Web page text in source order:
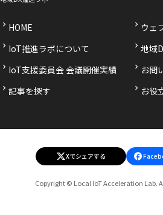
HOME
ウェ
IoT推進ラボについて
地域
IoT支援委員会 会議開催実績
お問
記事を探す
お役
Xでシェアする
（
ウ
Copyright © Local IoT Acceleration Lab.